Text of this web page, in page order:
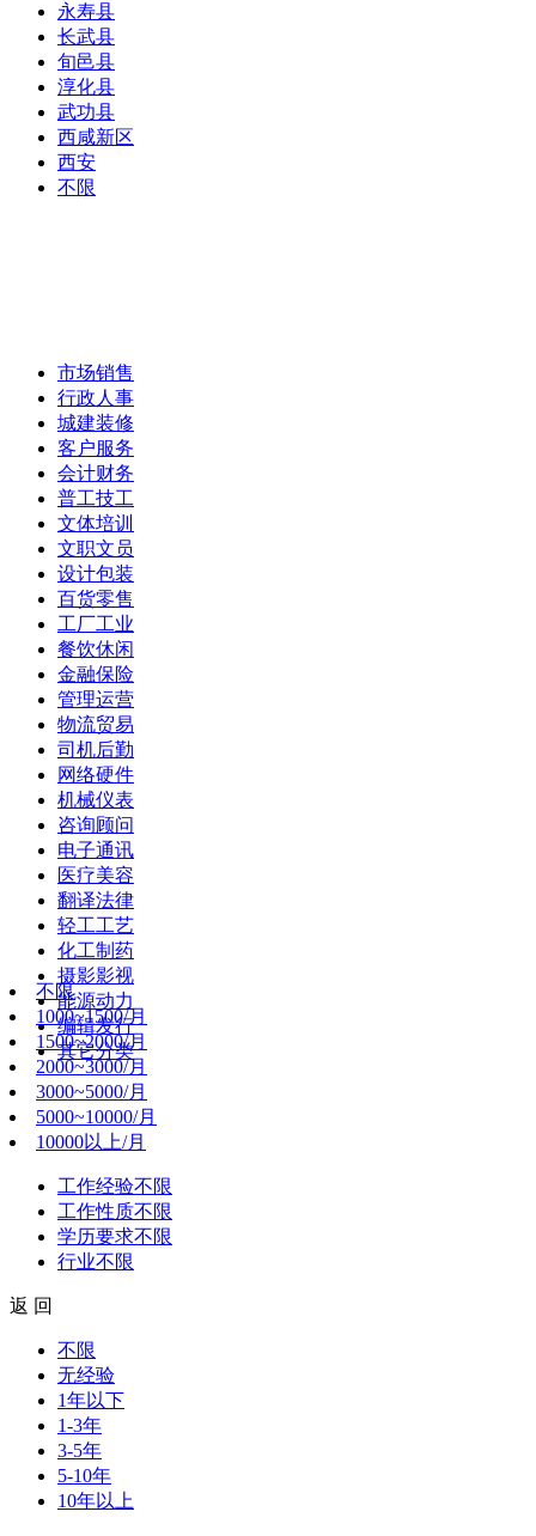
永寿县
长武县
旬邑县
淳化县
武功县
西咸新区
西安
不限
市场销售
行政人事
城建装修
客户服务
会计财务
普工技工
文体培训
文职文员
设计包装
百货零售
工厂工业
餐饮休闲
金融保险
管理运营
物流贸易
司机后勤
网络硬件
机械仪表
咨询顾问
电子通讯
医疗美容
翻译法律
轻工工艺
化工制药
摄影影视
能源动力
编辑发行
其它分类
不限
1000~1500/月
1500~2000/月
2000~3000/月
3000~5000/月
5000~10000/月
10000以上/月
工作经验不限
工作性质不限
学历要求不限
行业不限
返 回
不限
无经验
1年以下
1-3年
3-5年
5-10年
10年以上